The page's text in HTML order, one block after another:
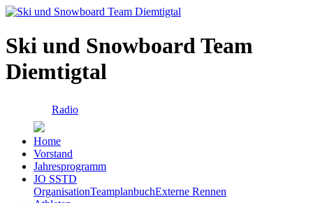
Ski und Snowboard Team
Diemtigtal
Radio
Home
Vorstand
Jahresprogramm
JO SSTD
OrganisationTeamplanbuchExterne Rennen